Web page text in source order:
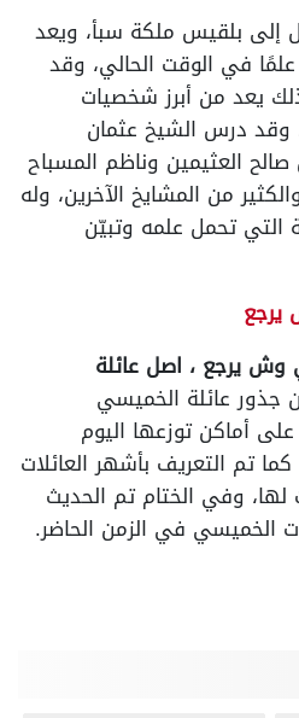
إلى بلقيس ملكة سبأ، ويعد
في الوقت الحالي، وقد
يعد من أبرز شخصيات
درس الشيخ عثمان
العثيمين وناظم المسباح
من المشايخ الآخرين، وله
التي تحمل علمه وتبيّن
يرجع
وش يرجع ، اصل عائلة
جذور عائلة الخميسي
أماكن توزعها اليوم
تم التعريف بأشهر العائلات
وفي الختام تم الحديث
الخميسي في الزمن الحاضر.